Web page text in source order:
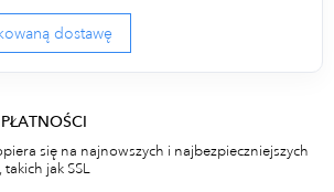
dostawę
się na najnowszych i najbezpieczniejszych
jak SSL